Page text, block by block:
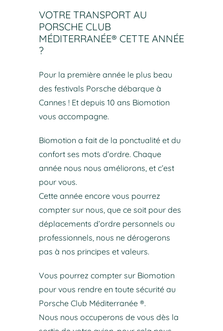
VOTRE TRANSPORT AU
PORSCHE CLUB
MÉDITERRANÉE® CETTE ANNÉE
?
Pour la première année le plus beau
des festivals Porsche débarque à
Cannes ! Et depuis 10 ans Biomotion
vous accompagne.
Biomotion a fait de la ponctualité et du
confort ses mots d’ordre. Chaque
année nous nous améliorons, et c’est
pour vous.
Cette année encore vous pourrez
compter sur nous, que ce soit pour des
déplacements d’ordre personnels ou
professionnels, nous ne dérogerons
pas à nos principes et valeurs.
Vous pourrez compter sur Biomotion
pour vous rendre en toute sécurité au
Porsche Club Méditerranée ®.
Nous nous occuperons de vous dès la